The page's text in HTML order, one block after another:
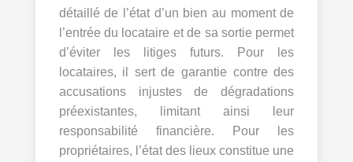
détaillé de l’état d’un bien au moment de
l’entrée du locataire et de sa sortie permet
d’éviter les litiges futurs. Pour les
locataires, il sert de garantie contre des
accusations injustes de dégradations
préexistantes, limitant ainsi leur
responsabilité financière. Pour les
propriétaires, l’état des lieux constitue une